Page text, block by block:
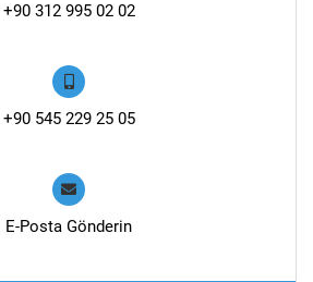
+90 312 995 02 02
+90 545 229 25 05
E-Posta Gönderin